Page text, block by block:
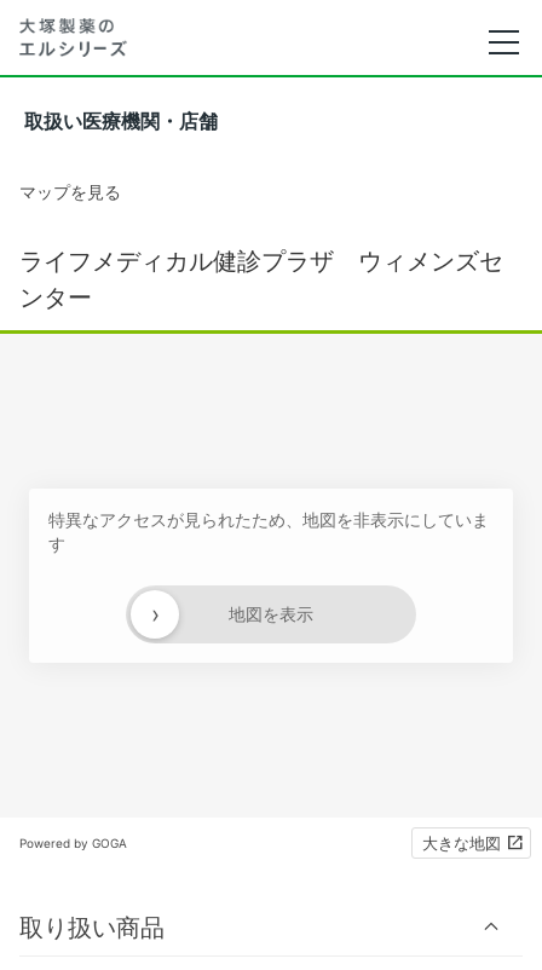
取扱い医療機関・店舗
マップを見る
ライフメディカル健診プラザ ウィメンズセ
ンター
特異なアクセスが見られたため、地図を非表示にしていま
す
地図を表示
›
Powered by GOGA 大きな地図
取り扱い商品